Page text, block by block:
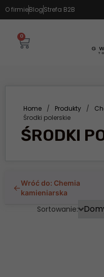
O firmieBlogStrefa B2B
0
Home / Produkty /
Środki polerskie
ŚRODKI
←Wróć do: Chemia
kamieniarska
Sortowanie: